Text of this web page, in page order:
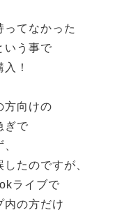
ってなかった
いう事で
！
方向けの
ぎで
たのですが、
ライブで
内の方だけ